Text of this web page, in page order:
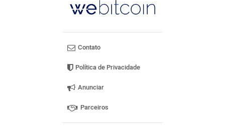
Contato
Política de Privacidade
Anunciar
Parceiros